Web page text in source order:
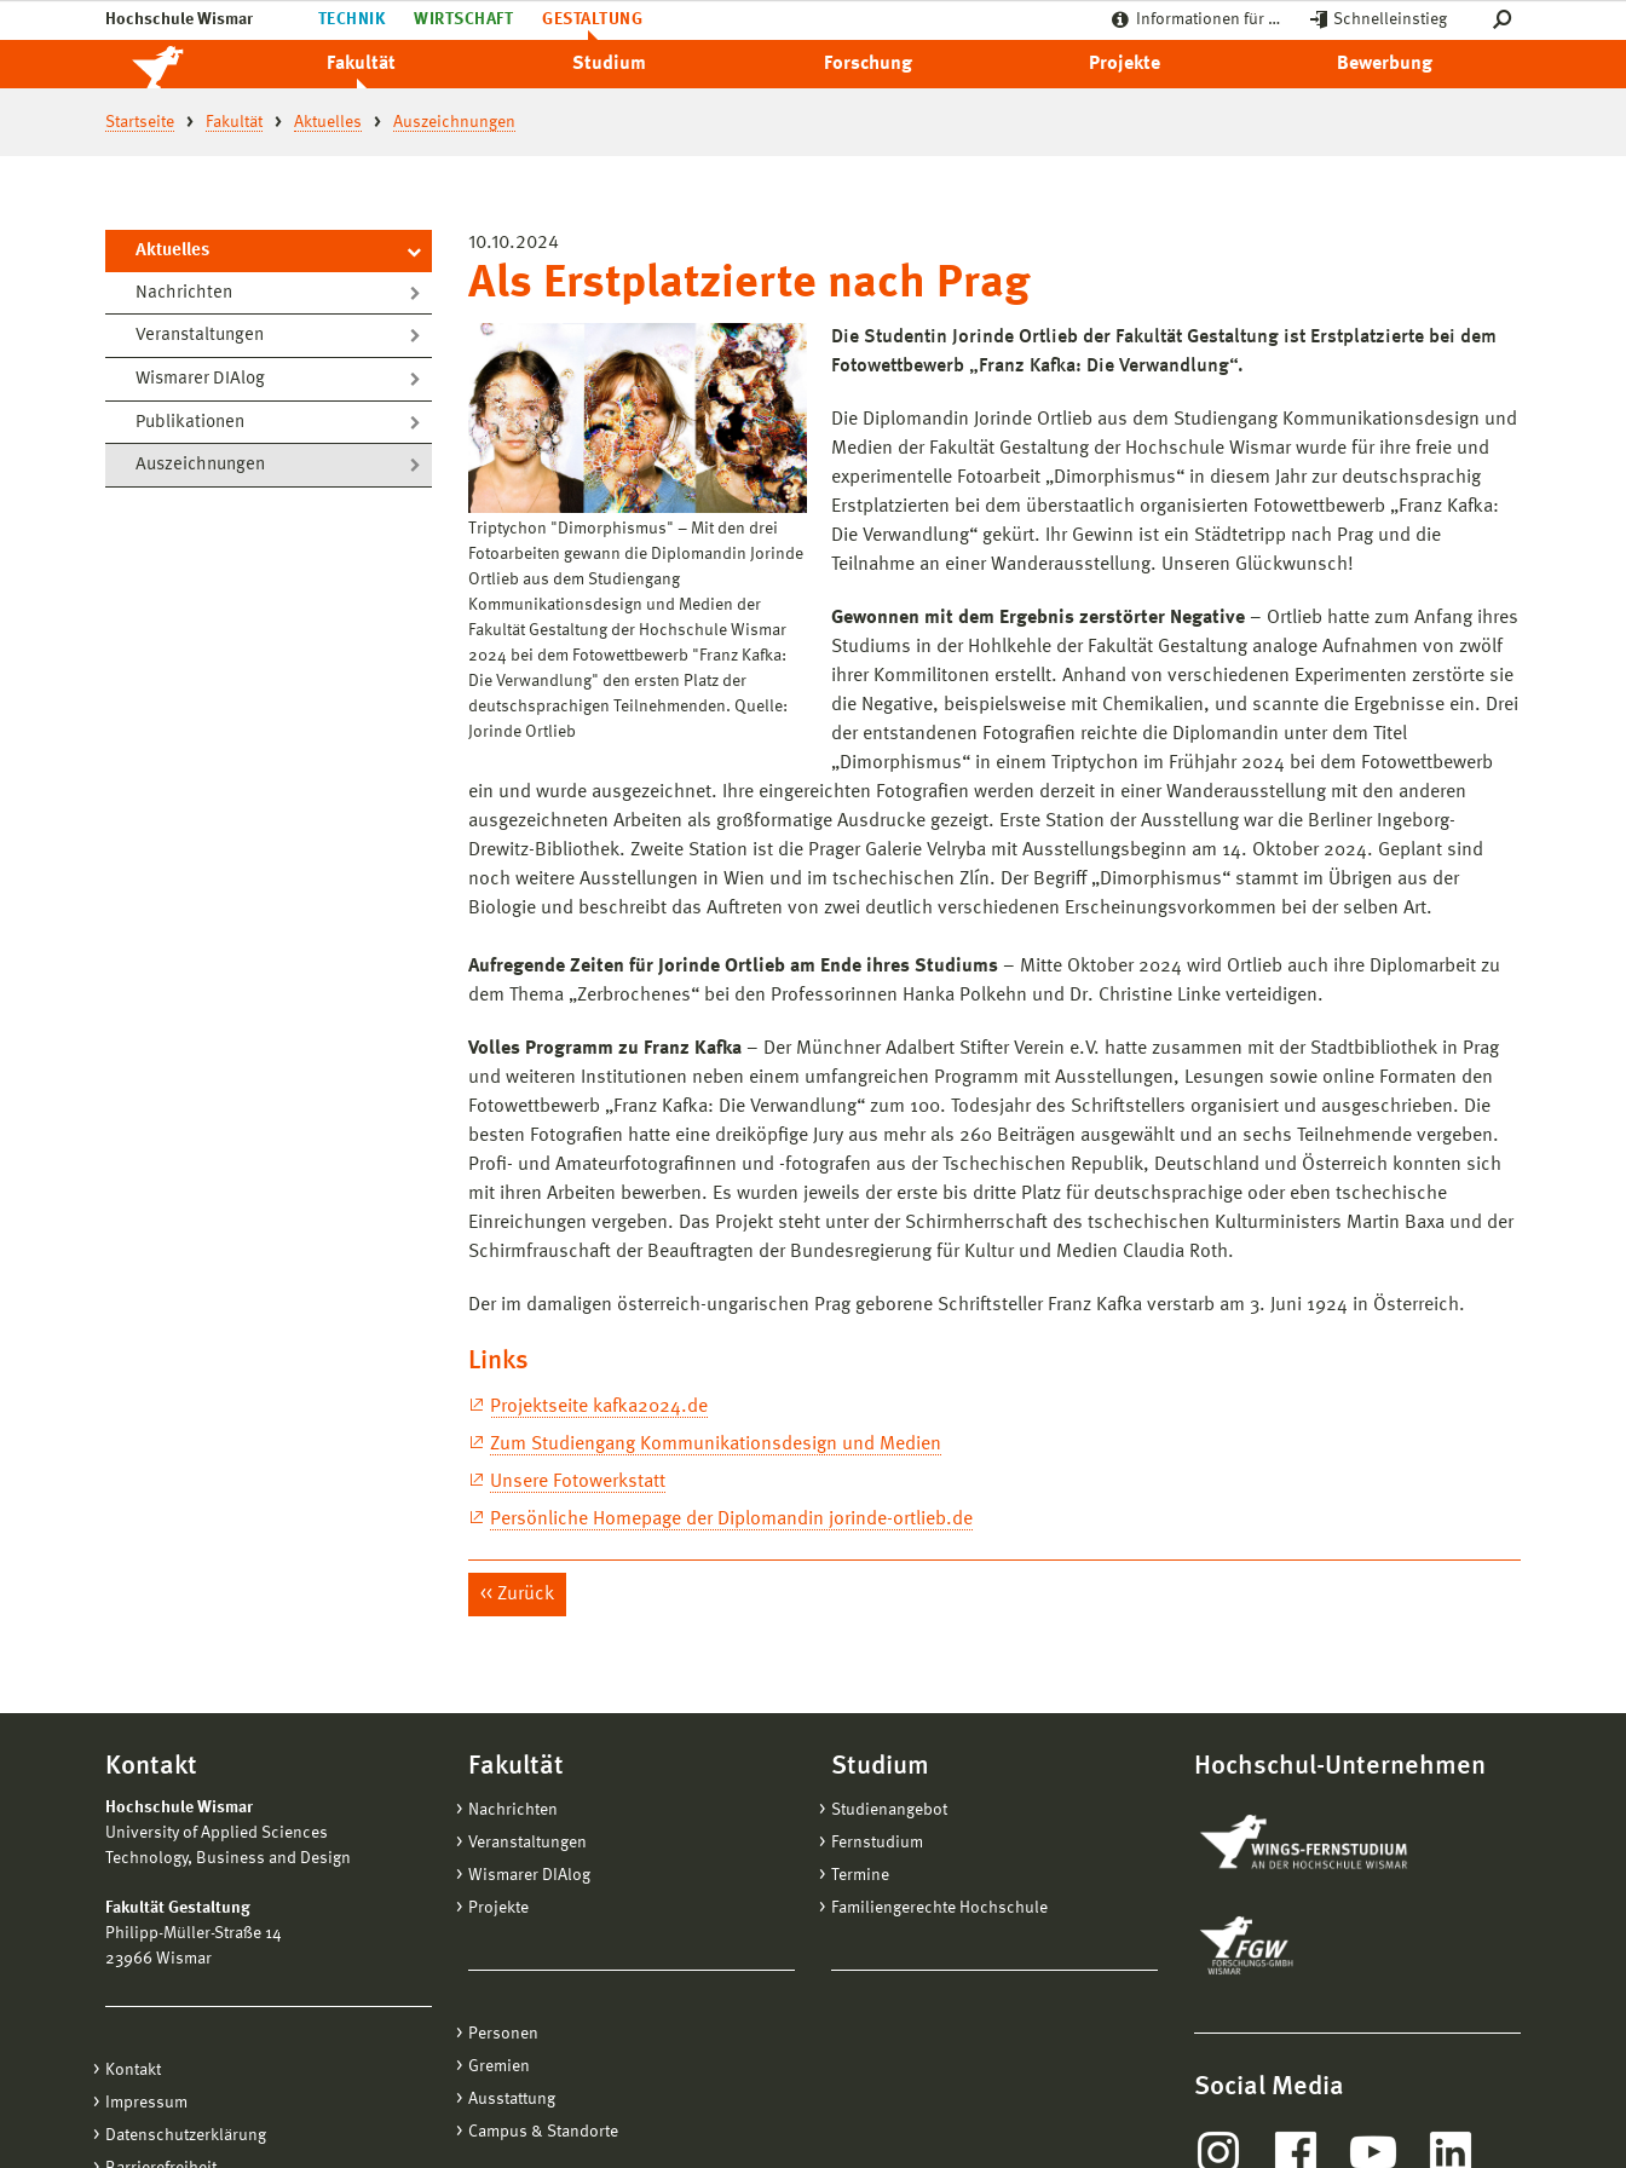
Hochschule Wismar TECHNIK WIRTSCHAFT GESTALTUNG Informationen für … Schnelleinstieg
Fakultät Studium Forschung Projekte Bewerbung
Startseite Fakultät Aktuelles Auszeichnungen
Aktuelles
Nachrichten
Veranstaltungen
Wismarer DIAlog
Publikationen
Auszeichnungen
10.10.2024
Als Erstplatzierte nach Prag
Triptychon "Dimorphismus" – Mit den drei
Fotoarbeiten gewann die Diplomandin Jorinde
Ortlieb aus dem Studiengang
Kommunikationsdesign und Medien der
Fakultät Gestaltung der Hochschule Wismar
2024 bei dem Fotowettbewerb "Franz Kafka:
Die Verwandlung" den ersten Platz der
deutschsprachigen Teilnehmenden. Quelle:
Jorinde Ortlieb
Die Studentin Jorinde Ortlieb der Fakultät Gestaltung ist Erstplatzierte bei dem
Fotowettbewerb „Franz Kafka: Die Verwandlung“.
Die Diplomandin Jorinde Ortlieb aus dem Studiengang Kommunikationsdesign und
Medien der Fakultät Gestaltung der Hochschule Wismar wurde für ihre freie und
experimentelle Fotoarbeit „Dimorphismus“ in diesem Jahr zur deutschsprachig
Erstplatzierten bei dem überstaatlich organisierten Fotowettbewerb „Franz Kafka:
Die Verwandlung“ gekürt. Ihr Gewinn ist ein Städtetripp nach Prag und die
Teilnahme an einer Wanderausstellung. Unseren Glückwunsch!
Gewonnen mit dem Ergebnis zerstörter Negative– Ortlieb hatte zum Anfang ihres
Studiums in der Hohlkehle der Fakultät Gestaltung analoge Aufnahmen von zwölf
ihrer Kommilitonen erstellt. Anhand von verschiedenen Experimenten zerstörte sie
die Negative, beispielsweise mit Chemikalien, und scannte die Ergebnisse ein. Drei
der entstandenen Fotografien reichte die Diplomandin unter dem Titel
„Dimorphismus“ in einem Triptychon im Frühjahr 2024 bei dem Fotowettbewerb
ein und wurde ausgezeichnet. Ihre eingereichten Fotografien werden derzeit in einer Wanderausstellung mit den anderen
ausgezeichneten Arbeiten als großformatige Ausdrucke gezeigt. Erste Station der Ausstellung war die Berliner Ingeborg-
Drewitz-Bibliothek. Zweite Station ist die Prager Galerie Velryba mit Ausstellungsbeginn am 14. Oktober 2024. Geplant sind
noch weitere Ausstellungen in Wien und im tschechischen Zlín. Der Begriff „Dimorphismus“ stammt im Übrigen aus der
Biologie und beschreibt das Auftreten von zwei deutlich verschiedenen Erscheinungsvorkommen bei der selben Art.
Aufregende Zeiten für Jorinde Ortlieb am Ende ihres Studiums – Mitte Oktober 2024 wird Ortlieb auch ihre Diplomarbeit zu
dem Thema „Zerbrochenes“ bei den Professorinnen Hanka Polkehn und Dr. Christine Linke verteidigen.
Volles Programm zu Franz Kafka – Der Münchner Adalbert Stifter Verein e.V. hatte zusammen mit der Stadtbibliothek in Prag
und weiteren Institutionen neben einem umfangreichen Programm mit Ausstellungen, Lesungen sowie online Formaten den
Fotowettbewerb „Franz Kafka: Die Verwandlung“ zum 100. Todesjahr des Schriftstellers organisiert und ausgeschrieben. Die
besten Fotografien hatte eine dreiköpfige Jury aus mehr als 260 Beiträgen ausgewählt und an sechs Teilnehmende vergeben.
Profi- und Amateurfotografinnen und -fotografen aus der Tschechischen Republik, Deutschland und Österreich konnten sich
mit ihren Arbeiten bewerben. Es wurden jeweils der erste bis dritte Platz für deutschsprachige oder eben tschechische
Einreichungen vergeben. Das Projekt steht unter der Schirmherrschaft des tschechischen Kulturministers Martin Baxa und der
Schirmfrauschaft der Beauftragten der Bundesregierung für Kultur und Medien Claudia Roth.
Der im damaligen österreich-ungarischen Prag geborene Schriftsteller Franz Kafka verstarb am 3. Juni 1924 in Österreich.
Links
Projektseite kafka2024.de
Zum Studiengang Kommunikationsdesign und Medien
Unsere Fotowerkstatt
Persönliche Homepage der Diplomandin jorinde-ortlieb.de
Zurück
Kontakt
Hochschule Wismar
University of Applied Sciences
Technology, Business and Design
Fakultät Gestaltung
Philipp-Müller-Straße 14
23966 Wismar
Kontakt
Impressum
Datenschutzerklärung
Fakultät
Nachrichten
Veranstaltungen
Wismarer DIAlog
Projekte
Personen
Gremien
Ausstattung
Campus & Standorte
Studium
Studienangebot
Fernstudium
Termine
Familiengerechte Hochschule
Hochschul-Unternehmen
Social Media